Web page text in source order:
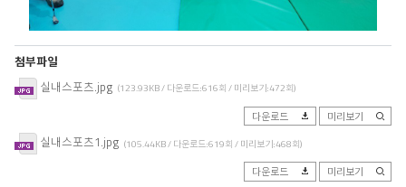
첨부파일
실내스포츠.jpg (123.93KB / 다운로드:616회 / 미리보기:472회)
다운로드 미리보기
실내스포츠1.jpg (105.44KB / 다운로드:619회 / 미리보기:468회)
다운로드 미리보기